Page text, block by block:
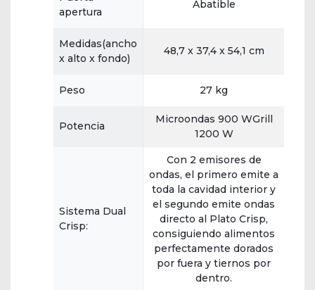
apertura
Abatible
Medidas(ancho
x alto x fondo)
48,7 x 37,4 x 54,1 cm
Peso 27 kg
Potencia
Microondas 900 WGrill
1200 W
Sistema Dual
Crisp:
Con 2 emisores de
ondas, el primero emite a
toda la cavidad interior y
el segundo emite ondas
directo al Plato Crisp,
consiguiendo alimentos
perfectamente dorados
por fuera y tiernos por
dentro.